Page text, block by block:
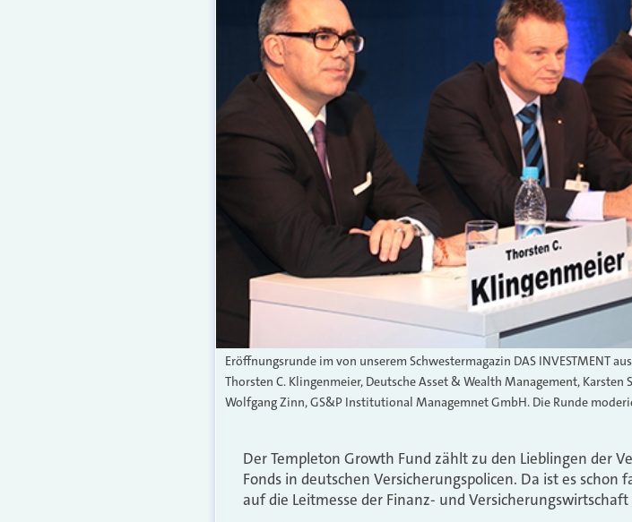
Eröffnungsrunde im von unserem Schwestermagazin DAS INVESTMENT
Thorsten C. Klingenmeier, Deutsche Asset & Wealth Management,
Wolfgang Zinn, GS&P Institutional Managemnet GmbH. Die Runde
Der Templeton Growth Fund zählt zu den Lieblingen der
Fonds in deutschen Versicherungspolicen. Da ist es schon
auf die Leitmesse der Finanz- und